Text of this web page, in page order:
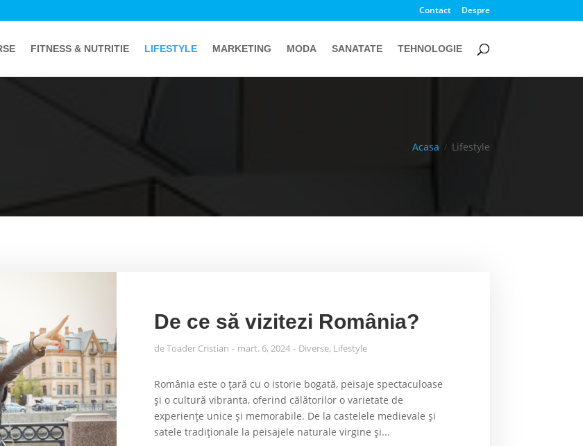
Contact Despre
FITNESS & NUTRITIE LIFESTYLE MARKETING MODA SANATATE TEHNOLOGIE
Acasa Lifestyle
De ce să vizitezi România?
deToader Cristian mart. 6, 2024 Diverse, Lifestyle
România este o țară cu o istorie bogată, peisaje spectaculoase
și o cultură vibranta, oferind călătorilor o varietate de
experiențe unice și memorabile. De la castelele medievale și
satele tradiționale la peisajele naturale virgine și...